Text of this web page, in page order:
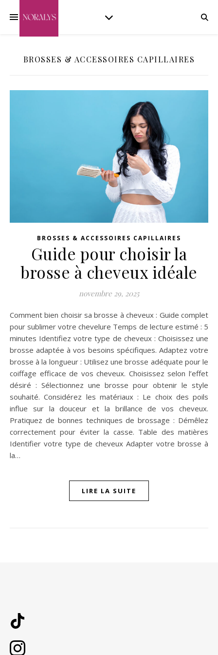
BROSSES & ACCESSOIRES CAPILLAIRES
BROSSES & ACCESSOIRES CAPILLAIRES
Guide pour choisir la
brosse à cheveux idéale
novembre 29, 2025
Comment bien choisir sa brosse à cheveux : Guide complet
pour sublimer votre chevelure Temps de lecture estimé : 5
minutes Identifiez votre type de cheveux : Choisissez une
brosse adaptée à vos besoins spécifiques. Adaptez votre
brosse à la longueur : Utilisez une brosse adéquate pour le
coiffage efficace de vos cheveux. Choisissez selon l’effet
désiré : Sélectionnez une brosse pour obtenir le style
souhaité. Considérez les matériaux : Le choix des poils
influe sur la douceur et la brillance de vos cheveux.
Pratiquez de bonnes techniques de brossage : Démêlez
correctement pour éviter la casse. Table des matières
Identifier votre type de cheveux Adapter votre brosse à
la…
LIRE LA SUITE